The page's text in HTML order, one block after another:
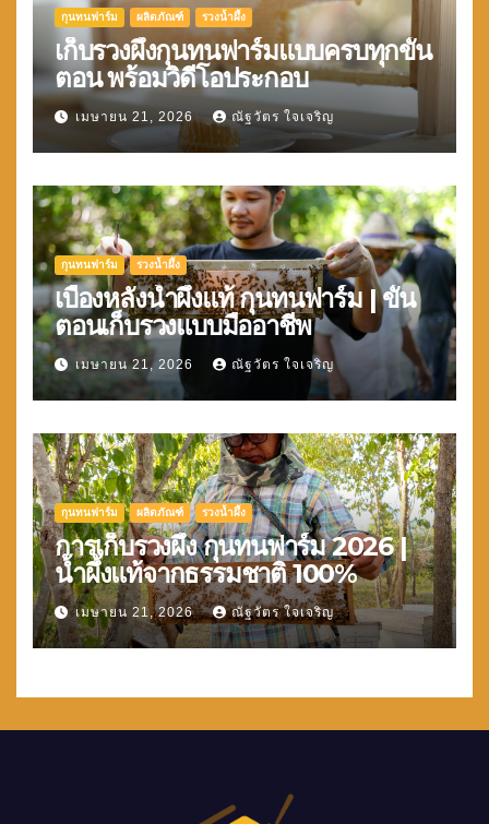
กุนทนฟาร์ม ผลิตภัณฑ์ รวงน้ำผึ้ง
เก็บรวงผึ้งกุนทนฟาร์มแบบครบทุกขั้น
ตอน พร้อมวิดีโอประกอบ
เมษายน 21, 2026 ณัฐวัตร ใจเจริญ
กุนทนฟาร์ม รวงน้ำผึ้ง
เบื้องหลังน้ำผึ้งแท้ กุนทนฟาร์ม | ขั้น
ตอนเก็บรวงแบบมืออาชีพ
เมษายน 21, 2026 ณัฐวัตร ใจเจริญ
กุนทนฟาร์ม ผลิตภัณฑ์ รวงน้ำผึ้ง
การเก็บรวงผึ้ง กุนทนฟาร์ม 2026 |
น้ำผึ้งแท้จากธรรมชาติ 100%
เมษายน 21, 2026 ณัฐวัตร ใจเจริญ